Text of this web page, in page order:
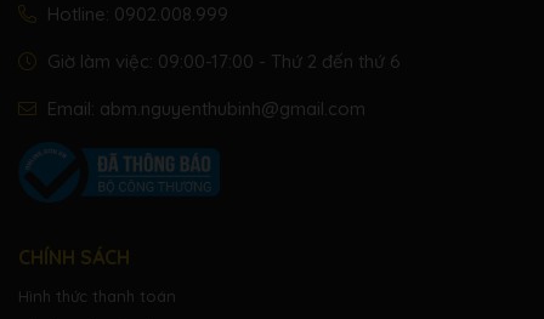
Hotline: 0902.008.999
Giờ làm việc: 09:00-17:00 - Thứ 2 đến thứ 6
Email: abm.nguyenthubinh@gmail.com
CHÍNH SÁCH
Hình thức thanh toán